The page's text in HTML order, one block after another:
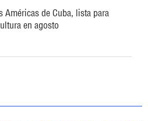
Américas de Cuba, lista para
en agosto